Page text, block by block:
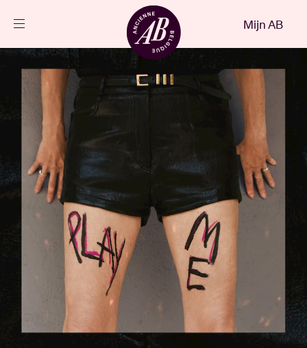
NL
Agenda
Projecten
Nieuws
Bezoekersinfo
AB ❤ you
Mijn AB